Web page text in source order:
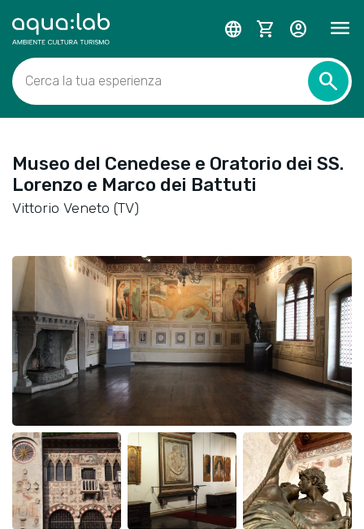
menu
language shopping_cart account_circle
Cerca la tua esperienza search
Museo del Cenedese e Oratorio dei SS.
Lorenzo e Marco dei Battuti
Vittorio Veneto (TV)